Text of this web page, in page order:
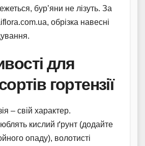
бур’яни не лізуть. За
обрізка навесні
для
гортензії
– свій характер.
кислий ґрунт (додайте
опаду), волотисті